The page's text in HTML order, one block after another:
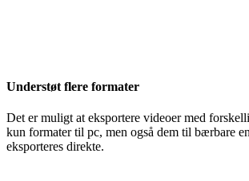
Understøt flere formater
Det er muligt at eksportere videoer med
kun formater til pc, men også dem til bærbare
eksporteres direkte.